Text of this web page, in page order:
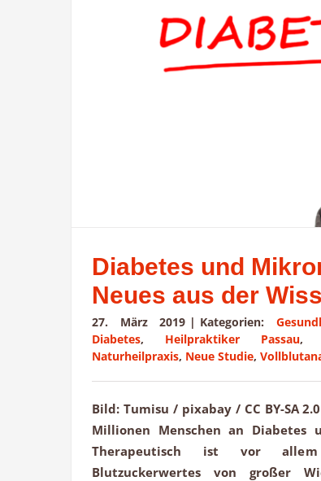
Diabetes und
Neues aus der
27. März 2019 | Kategorien:
Diabetes, Heilpraktiker Passau,
Naturheilpraxis, Neue Studie,
Bild: Tumisu / pixabay / CC BY-SA
Millionen Menschen an Diabetes
Therapeutisch ist vor
Blutzuckerwertes von großer